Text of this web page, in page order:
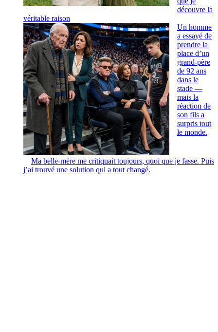
découvre la
véritable raison
Un homme
a essayé de
prendre la
place d’un
grand-père
de 92 ans
dans le
stade —
mais la
réaction de
son fils a
surpris tout
le monde.
Ma belle-mère me critiquait toujours, quoi que je fasse. Puis
j’ai trouvé une solution qui a tout changé.